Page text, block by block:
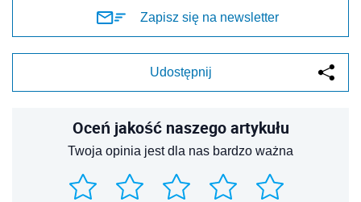
Zapisz się na newsletter
Udostępnij
Oceń jakość naszego artykułu
Twoja opinia jest dla nas bardzo ważna